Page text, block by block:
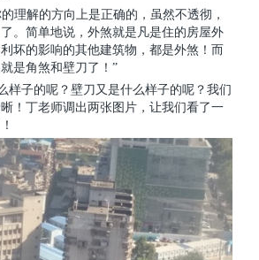
理解的方向上是正确的，虽然不透彻，
。简单地说，外煞就是凡是住的房屋外
坏的影响的其他建筑物，都是外煞！而
是角煞和壁刀了！”
样子的呢？壁刀又是什么样子的呢？我们
！丁老师调出两张图片，让我们看了一